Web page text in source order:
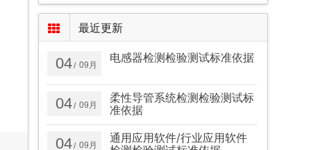
最近更新
04/ 09月
电感器检测检验测试标准依据
04/ 09月
柔性导管系统检测检验测试标
准依据
04/ 09月
通用应用软件/行业应用软件